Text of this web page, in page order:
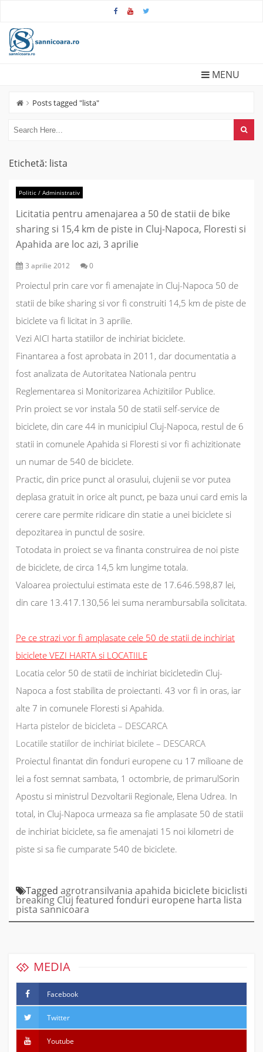
MENU
Posts tagged "lista"
Etichetă: lista
Politic / Administrativ
Licitatia pentru amenajarea a 50 de statii de bike
sharing si 15,4 km de piste in Cluj-Napoca, Floresti si
Apahida are loc azi, 3 aprilie
3 aprilie 2012 0
Proiectul prin care vor fi amenajate in Cluj-Napoca 50 de
statii de bike sharing si vor fi construiti 14,5 km de piste de
biciclete va fi licitat in 3 aprilie.
Vezi AICI harta statiilor de inchiriat biciclete.
Finantarea a fost aprobata in 2011, dar documentatia a
fost analizata de Autoritatea Nationala pentru
Reglementarea si Monitorizarea Achizitiilor Publice.
Prin proiect se vor instala 50 de statii self-service de
biciclete, din care 44 in municipiul Cluj-Napoca, restul de 6
statii in comunele Apahida si Floresti si vor fi achizitionate
un numar de 540 de biciclete.
Practic, din price punct al orasului, clujenii se vor putea
deplasa gratuit in orice alt punct, pe baza unui card emis la
cerere care permite ridicare din statie a unei biciclete si
depozitarea in punctul de sosire.
Totodata in proiect se va finanta construirea de noi piste
de biciclete, de circa 14,5 km lungime totala.
Valoarea proiectului estimata este de 17.646.598,87 lei,
din care 13.417.130,56 lei suma nerambursabila solicitata.
Pe ce strazi vor fi amplasate cele 50 de statii de inchiriat
biciclete VEZI HARTA si LOCATIILE
Locatia celor 50 de statii de inchiriat bicicletedin Cluj-
Napoca a fost stabilita de proiectanti. 43 vor fi in oras, iar
alte 7 in comunele Floresti si Apahida.
Harta pistelor de bicicleta – DESCARCA
Locatiile statiilor de inchiriat bicilete – DESCARCA
Proiectul finantat din fonduri europene cu 17 milioane de
lei a fost semnat sambata, 1 octombrie, de primarulSorin
Apostu si ministrul Dezvoltarii Regionale, Elena Udrea. In
total, in Cluj-Napoca urmeaza sa fie amplasate 50 de statii
de inchiriat biciclete, sa fie amenajati 15 noi kilometri de
piste si sa fie cumparate 540 de biciclete.
Tagged agrotransilvania apahida biciclete biciclisti
breaking Cluj featured fonduri europene harta lista
pista sannicoara
MEDIA
Facebook
Twitter
Youtube